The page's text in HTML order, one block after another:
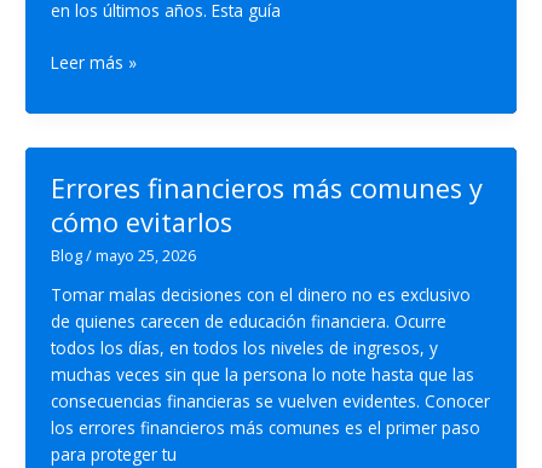
en los últimos años. Esta guía
Tipos
inversiones:
principiantes
en
Ecuador
Leer más »
Errores financieros más comunes y
cómo evitarlos
Blog/mayo 25, 2026
Tomar malas decisiones con el dinero no es exclusivo
de quienes carecen de educación financiera. Ocurre
todos los días, en todos los niveles de ingresos, y
muchas veces sin que la persona lo note hasta que las
consecuencias financieras se vuelven evidentes. Conocer
los errores financieros más comunes es el primer paso
para proteger tu